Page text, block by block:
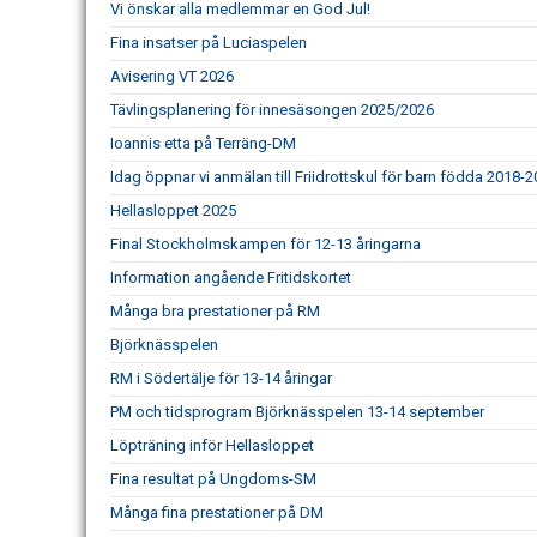
Vi önskar alla medlemmar en God Jul!
Fina insatser på Luciaspelen
Avisering VT 2026
Tävlingsplanering för innesäsongen 2025/2026
Ioannis etta på Terräng-DM
Idag öppnar vi anmälan till Friidrottskul för barn födda 2018-
Hellasloppet 2025
Final Stockholmskampen för 12-13 åringarna
Information angående Fritidskortet
Många bra prestationer på RM
Björknässpelen
RM i Södertälje för 13-14 åringar
PM och tidsprogram Björknässpelen 13-14 september
Löpträning inför Hellasloppet
Fina resultat på Ungdoms-SM
Många fina prestationer på DM